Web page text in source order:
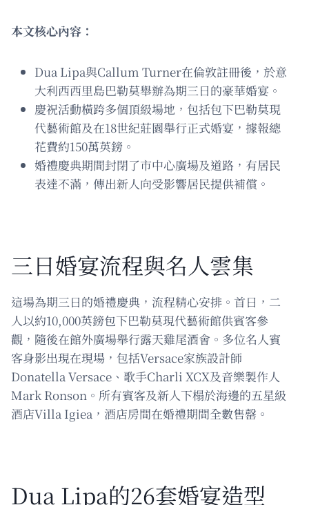
本文核心內容：
Dua Lipa與Callum Turner在倫敦註冊後，於意
大利西西里島巴勒莫舉辦為期三日的豪華婚宴。
慶祝活動橫跨多個頂級場地，包括包下巴勒莫現
代藝術館及在18世紀莊園舉行正式婚宴，據報總
花費約150萬英鎊。
婚禮慶典期間封閉了市中心廣場及道路，有居民
表達不滿，傳出新人向受影響居民提供補償。
三日婚宴流程與名人雲集
這場為期三日的婚禮慶典，流程精心安排。首日，二
人以約10,000英鎊包下巴勒莫現代藝術館供賓客參
觀，隨後在館外廣場舉行露天雞尾酒會。多位名人賓
客身影出現在現場，包括Versace家族設計師
Donatella Versace、歌手Charli XCX及音樂製作人
Mark Ronson。所有賓客及新人下榻於海邊的五星級
酒店Villa Igiea，酒店房間在婚禮期間全數售罄。
Dua Lipa的26套婚宴造型